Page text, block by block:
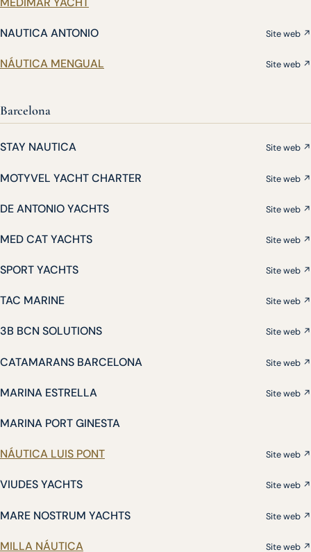
NAUTICA ANTONIO Site web ↗
NÁUTICA MENGUAL Site web ↗
Barcelona
STAY NAUTICA Site web ↗
MOTYVEL YACHT CHARTER Site web ↗
DE ANTONIO YACHTS Site web ↗
MED CAT YACHTS Site web ↗
SPORT YACHTS Site web ↗
TAC MARINE Site web ↗
3B BCN SOLUTIONS Site web ↗
CATAMARANS BARCELONA Site web ↗
MARINA ESTRELLA Site web ↗
MARINA PORT GINESTA
NÁUTICA LUIS PONT Site web ↗
VIUDES YACHTS Site web ↗
MARE NOSTRUM YACHTS Site web ↗
MILLA NÁUTICA Site web ↗